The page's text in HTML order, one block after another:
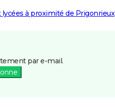
lycées à proximité de Prigonrieux
par e-mail.